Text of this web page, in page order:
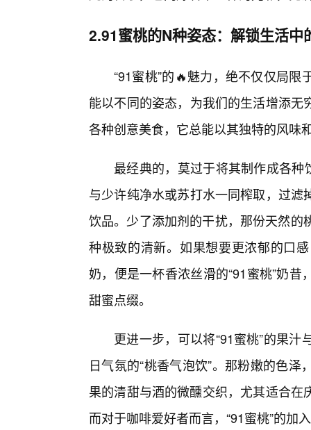
2.91蜜桃的N种姿态：解锁生活中
“91蜜桃”的🔥魅力，绝不仅仅局
能以不同的姿态，为我们的生活增添
各种创意美食，它总能以其独特的风味
最经典的，莫过于将其制作成各种
与少许纯净水或苏打水一同榨取，过
饮品。少了添加剂的干扰，那份天然
种极致的清新。如果想要更浓郁的口
奶，便是一杯香浓丝滑的“91蜜桃”奶
甜蜜点缀。
更进一步，可以将“91蜜桃”的果
日气氛的“桃香气泡饮”。那粉嫩的色
果的清甜与酒的微醺交织，尤其适合
而对于咖啡爱好者而言，“91蜜桃”的加